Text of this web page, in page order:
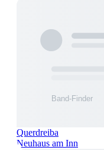
Querdreiba
Neuhaus am Inn